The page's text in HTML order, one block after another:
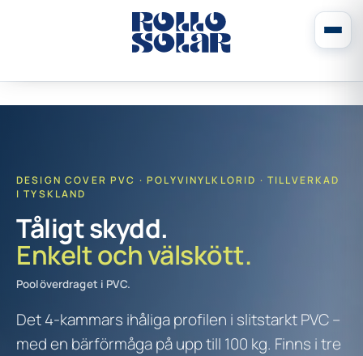
DESIGN COVER PVC · POLYVINYLKLORID · TILLVERKAD
I TYSKLAND
Tåligt skydd.
Enkelt och välskött.
Poolöverdraget i PVC.
Det 4-kammars ihåliga profilen i slitstarkt PVC –
med en bärförmåga på upp till 100 kg. Finns i tre